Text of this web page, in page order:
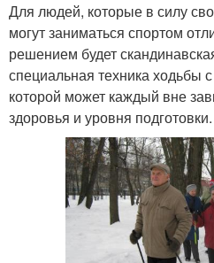
Для людей, которые в силу
могут заниматься спортом
решением будет
специальная техника ходьбы
которой может каждый вне
здоровья и уровня подготовки.